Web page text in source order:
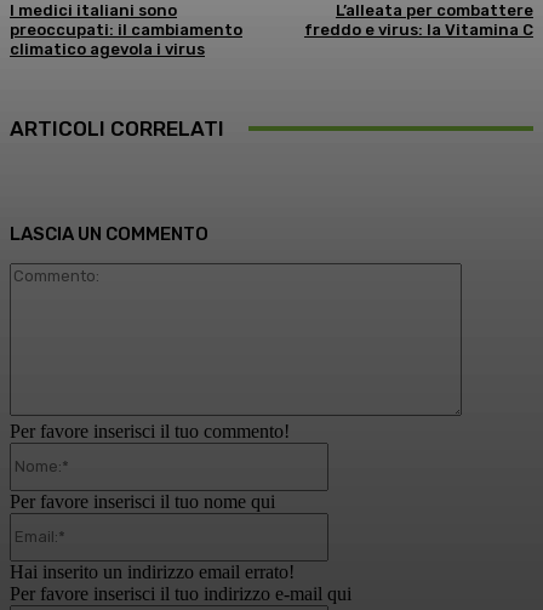
I medici italiani sono
preoccupati: il cambiamento
climatico agevola i virus
L’alleata per combattere
freddo e virus: la Vitamina C
ARTICOLI CORRELATI
LASCIA UN COMMENTO
Per favore inserisci il tuo commento!
Per favore inserisci il tuo nome qui
Hai inserito un indirizzo email errato!
Per favore inserisci il tuo indirizzo e-mail qui